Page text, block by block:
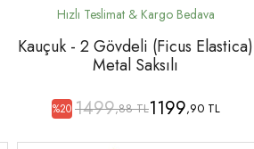
Kauçuk - 2 Gövdeli (Ficus Elastica)
Metal Saksılı
%20 1499,88 TL1199,90 TL